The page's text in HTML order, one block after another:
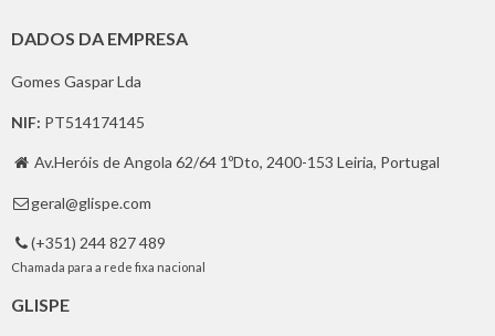
DADOS DA EMPRESA
Gomes Gaspar Lda
NIF: PT514174145
 Av.Heróis de Angola 62/64 1ºDto, 2400-153 Leiria, Portugal
 geral@glispe.com
 (+351) 244 827 489
Chamada para a rede fixa nacional
GLISPE